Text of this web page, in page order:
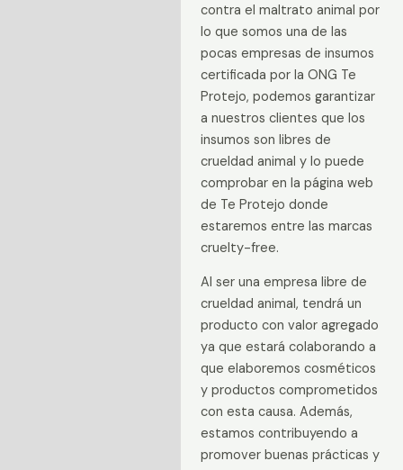
contra el maltrato animal por
lo que somos una de las
pocas empresas de insumos
certificada por la ONG Te
Protejo, podemos garantizar
a nuestros clientes que los
insumos son libres de
crueldad animal y lo puede
comprobar en la página web
de Te Protejo donde
estaremos entre las marcas
cruelty-free.
Al ser una empresa libre de
crueldad animal, tendrá un
producto con valor agregado
ya que estará colaborando a
que elaboremos cosméticos
y productos comprometidos
con esta causa. Además,
estamos contribuyendo a
promover buenas prácticas y